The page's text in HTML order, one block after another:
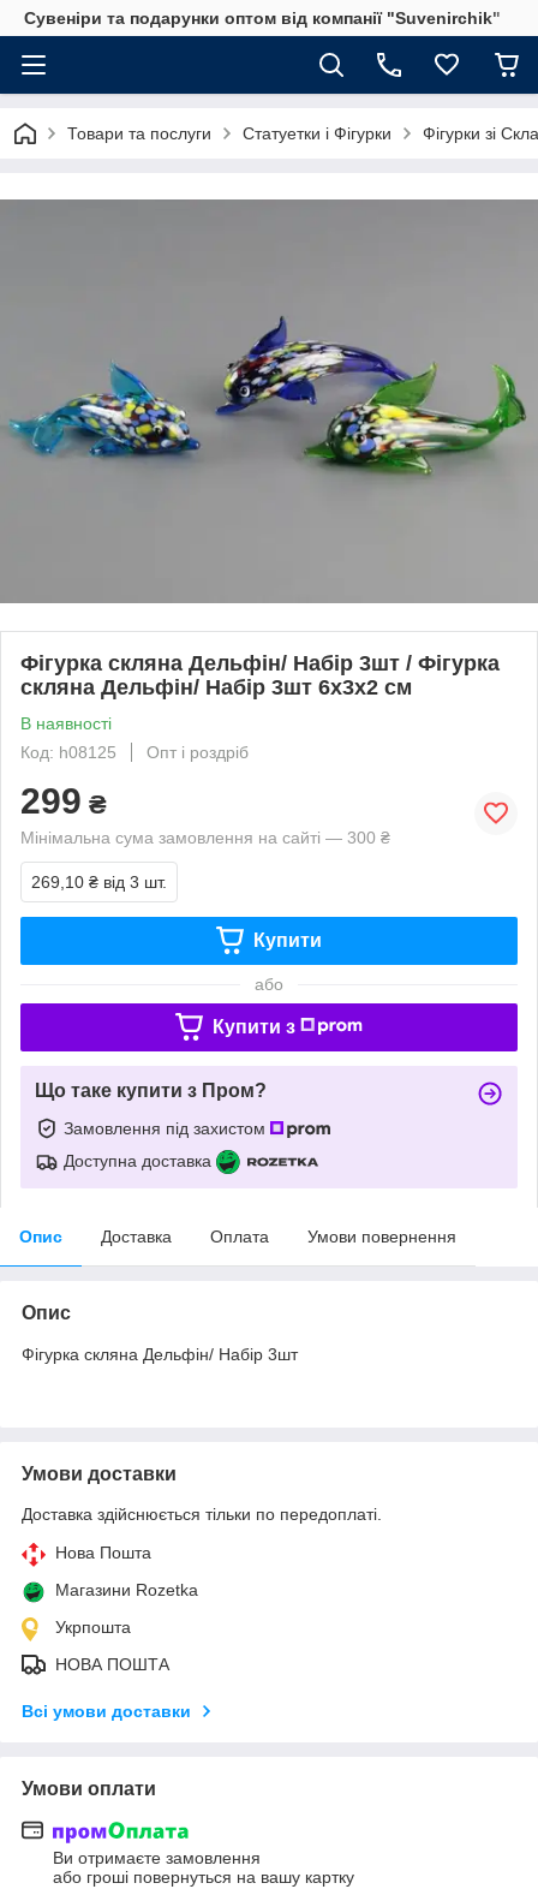
Сувеніри та подарунки оптом від компанії "Suvenirchik"
Товари та послуги Статуетки і Фігурки Фігурки зі Скла
Фігурка скляна Дельфін/ Набір 3шт / Фігурка
скляна Дельфін/ Набір 3шт 6x3x2 см
В наявності
Код: h08125
Опт і роздріб
299 ₴
Мінімальна сума замовлення на сайті — 300 ₴
269,10 ₴ від 3 шт.
Купити
або
Купити з
Що таке купити з Пром?
Замовлення під захистом
Доступна доставка
Опис Доставка Оплата Умови повернення
Опис
Фігурка скляна Дельфін/ Набір 3шт
Умови доставки
Доставка здійснюється тільки по передоплаті.
Нова Пошта
Магазини Rozetka
Укрпошта
НОВА ПОШТА
Всі умови доставки
Умови оплати
Ви отримаєте замовлення
або гроші повернуться на вашу картку